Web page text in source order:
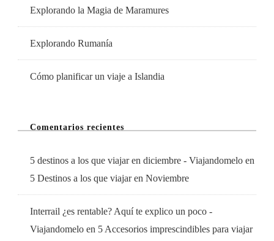
Explorando la Magia de Maramures
Explorando Rumanía
Cómo planificar un viaje a Islandia
Comentarios recientes
5 destinos a los que viajar en diciembre - Viajandomelo en
5 Destinos a los que viajar en Noviembre
Interrail ¿es rentable? Aquí te explico un poco -
Viajandomelo en 5 Accesorios imprescindibles para viajar